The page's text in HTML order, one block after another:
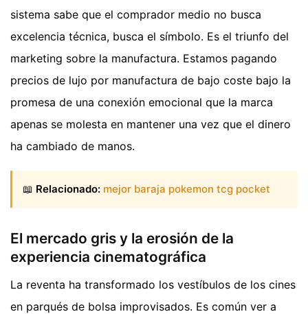
sistema sabe que el comprador medio no busca
excelencia técnica, busca el símbolo. Es el triunfo del
marketing sobre la manufactura. Estamos pagando
precios de lujo por manufactura de bajo coste bajo la
promesa de una conexión emocional que la marca
apenas se molesta en mantener una vez que el dinero
ha cambiado de manos.
📖 Relacionado: mejor baraja pokemon tcg pocket
El mercado gris y la erosión de la
experiencia cinematográfica
La reventa ha transformado los vestíbulos de los cines
en parqués de bolsa improvisados. Es común ver a